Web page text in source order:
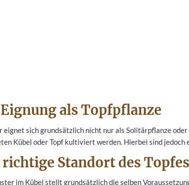
als Topfpflanze
eignet sich grundsätzlich nicht nur als Solitärpflanze oder
Kübel oder Topf kultiviert werden. Hierbei sind jedoch
richtige Standort des Topfes
im Kübel stellt grundsätzlich die selben